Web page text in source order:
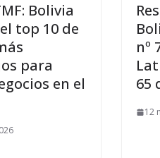
Bolivia
top 10 de
para
en el
nº
65
12